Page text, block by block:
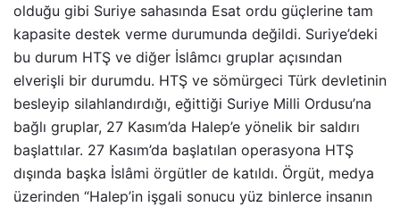
olduğu gibi Suriye sahasında Esat ordu güçlerine tam
kapasite destek verme durumunda değildi. Suriye’deki
bu durum HTŞ ve diğer İslâmcı gruplar açısından
elverişli bir durumdu. HTŞ ve sömürgeci Türk devletinin
besleyip silahlandırdığı, eğittiği Suriye Milli Ordusu’na
bağlı gruplar, 27 Kasım’da Halep’e yönelik bir saldırı
başlattılar. 27 Kasım’da başlatılan operasyona HTŞ
dışında başka İslâmi örgütler de katıldı. Örgüt, medya
üzerinden “Halep’in işgali sonucu yüz binlerce insanın